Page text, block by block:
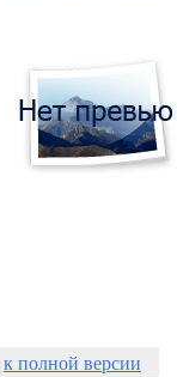
к полной версии